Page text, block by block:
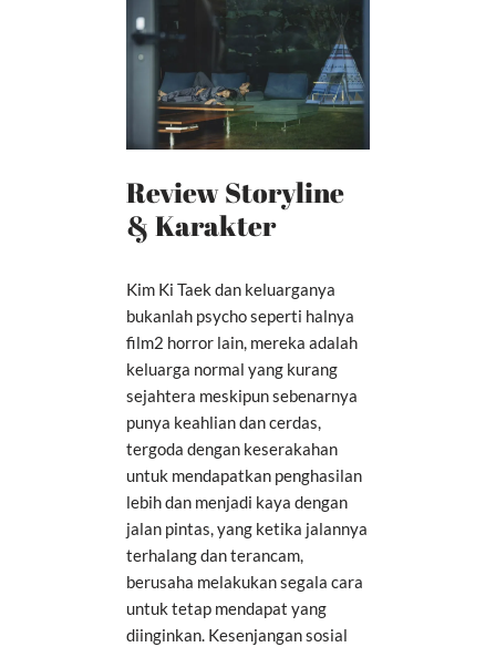
Review Storyline
& Karakter
Kim Ki Taek dan keluarganya
bukanlah psycho seperti halnya
film2 horror lain, mereka adalah
keluarga normal yang kurang
sejahtera meskipun sebenarnya
punya keahlian dan cerdas,
tergoda dengan keserakahan
untuk mendapatkan penghasilan
lebih dan menjadi kaya dengan
jalan pintas, yang ketika jalannya
terhalang dan terancam,
berusaha melakukan segala cara
untuk tetap mendapat yang
diinginkan. Kesenjangan sosial